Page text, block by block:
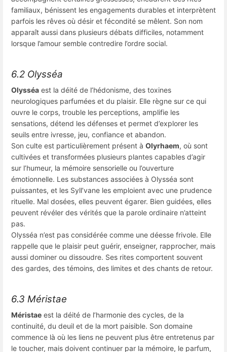
familiaux, bénissent les engagements durables et interprètent
parfois les rêves où désir et fécondité se mêlent. Son nom
apparaît aussi dans plusieurs débats difficiles, notamment
lorsque l’amour semble contredire l’ordre social.
6.2 Olysséa
Olysséa est la déité de l’hédonisme, des toxines
neurologiques parfumées et du plaisir. Elle règne sur ce qui
ouvre le corps, trouble les perceptions, amplifie les
sensations, détend les défenses et permet d’explorer les
seuils entre ivresse, jeu, confiance et abandon.
Son culte est particulièrement présent à Olyrhaem, où sont
cultivées et transformées plusieurs plantes capables d’agir
sur l’humeur, la mémoire sensorielle ou l’ouverture
émotionnelle. Les substances associées à Olysséa sont
puissantes, et les Syll’vane les emploient avec une prudence
rituelle. Mal dosées, elles peuvent égarer. Bien guidées, elles
peuvent révéler des vérités que la parole ordinaire n’atteint
pas.
Olysséa n’est pas considérée comme une déesse frivole. Elle
rappelle que le plaisir peut guérir, enseigner, rapprocher, mais
aussi dominer ou dissoudre. Ses rites comportent souvent
des gardes, des témoins, des limites et des chants de retour.
6.3 Méristae
Méristae est la déité de l’harmonie des cycles, de la
continuité, du deuil et de la mort paisible. Son domaine
commence là où les liens ne peuvent plus être entretenus par
le toucher, mais doivent continuer par la mémoire, le parfum,